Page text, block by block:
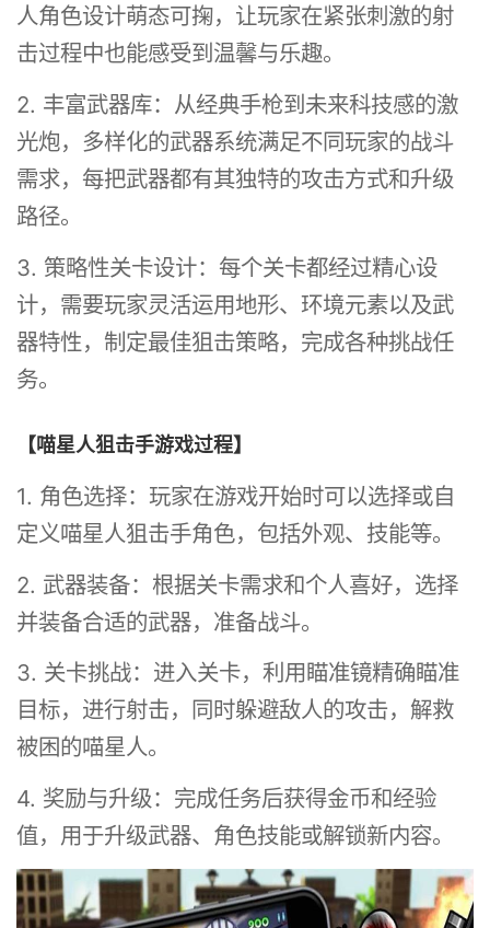
人角色设计萌态可掬，让玩家在紧张刺激的射
击过程中也能感受到温馨与乐趣。
2. 丰富武器库：从经典手枪到未来科技感的激
光炮，多样化的武器系统满足不同玩家的战斗
需求，每把武器都有其独特的攻击方式和升级
路径。
3. 策略性关卡设计：每个关卡都经过精心设
计，需要玩家灵活运用地形、环境元素以及武
器特性，制定最佳狙击策略，完成各种挑战任
务。
【喵星人狙击手游戏过程】
1. 角色选择：玩家在游戏开始时可以选择或自
定义喵星人狙击手角色，包括外观、技能等。
2. 武器装备：根据关卡需求和个人喜好，选择
并装备合适的武器，准备战斗。
3. 关卡挑战：进入关卡，利用瞄准镜精确瞄准
目标，进行射击，同时躲避敌人的攻击，解救
被困的喵星人。
4. 奖励与升级：完成任务后获得金币和经验
值，用于升级武器、角色技能或解锁新内容。